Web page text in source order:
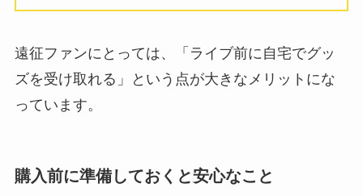
遠征ファンにとっては、「ライブ前に自宅でグッ
ズを受け取れる」という点が大きなメリットにな
っています。
購入前に準備しておくと安心なこと